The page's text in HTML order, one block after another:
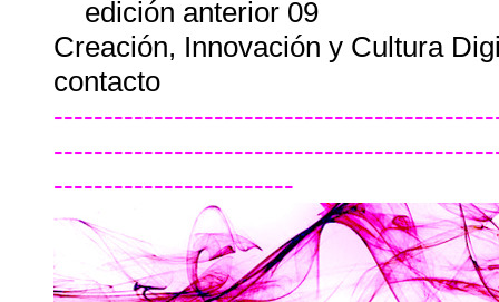
edición anterior 09
Creación, Innovación y Cultura
contacto
------------------------